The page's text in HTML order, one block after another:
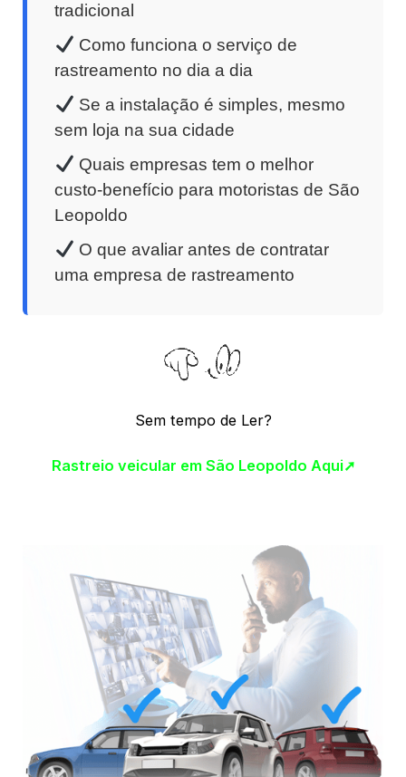
tradicional
Como funciona o serviço de
rastreamento no dia a dia
Se a instalação é simples, mesmo
sem loja na sua cidade
Quais empresas tem o melhor
custo-benefício para motoristas de São
Leopoldo
O que avaliar antes de contratar
uma empresa de rastreamento
Sem tempo de Ler?
Rastreio veicular em São Leopoldo Aqui➚